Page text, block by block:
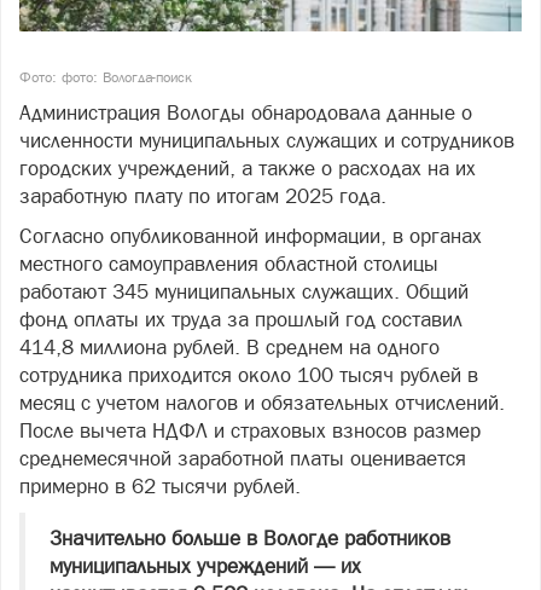
Фото: фото: Вологда-поиск
Администрация Вологды обнародовала данные о
численности муниципальных служащих и сотрудников
городских учреждений, а также о расходах на их
заработную плату по итогам 2025 года.
Согласно опубликованной информации, в органах
местного самоуправления областной столицы
работают 345 муниципальных служащих. Общий
фонд оплаты их труда за прошлый год составил
414,8 миллиона рублей. В среднем на одного
сотрудника приходится около 100 тысяч рублей в
месяц с учетом налогов и обязательных отчислений.
После вычета НДФЛ и страховых взносов размер
среднемесячной заработной платы оценивается
примерно в 62 тысячи рублей.
Значительно больше в Вологде работников
муниципальных учреждений — их